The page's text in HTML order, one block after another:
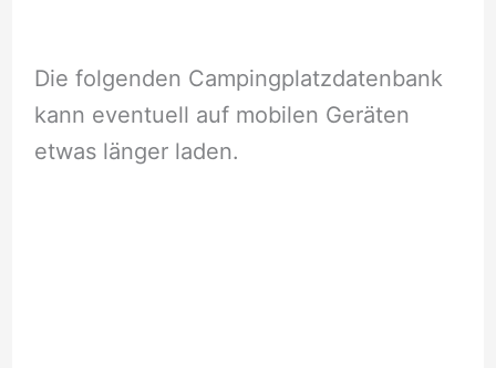
Die folgenden Campingplatzdatenbank
kann eventuell auf mobilen Geräten
etwas länger laden.